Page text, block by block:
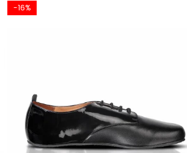
-16%